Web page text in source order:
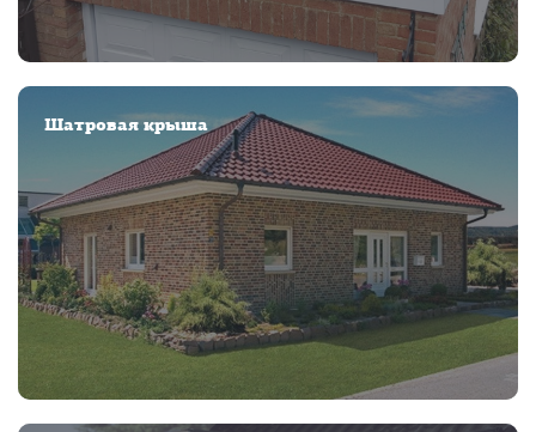
Шатровая крыша